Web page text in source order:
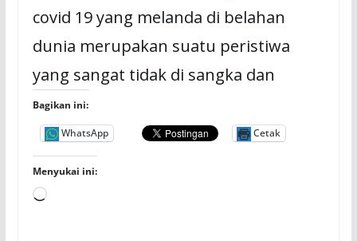
covid 19 yang melanda di belahan
dunia merupakan suatu peristiwa
yang sangat tidak di sangka dan
Bagikan ini:
WhatsApp Cetak
Menyukai ini:
M